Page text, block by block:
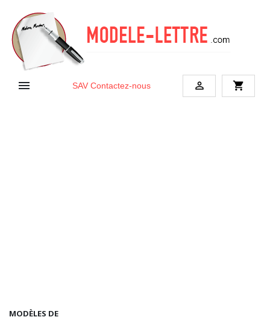
 SAV Contactez-nous  shopping_cart
MODÈLES DE